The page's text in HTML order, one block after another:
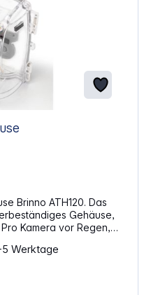
Brinno ATH120. Das
Gehäuse,
Kamera vor Regen,
So bleibt
widrigem Wetter
Werktage